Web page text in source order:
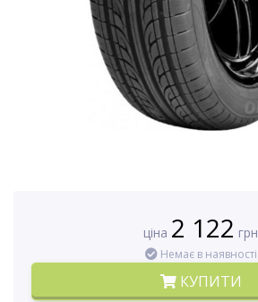
ціна 2 122 грн
Немає в наявності
КУПИТИ